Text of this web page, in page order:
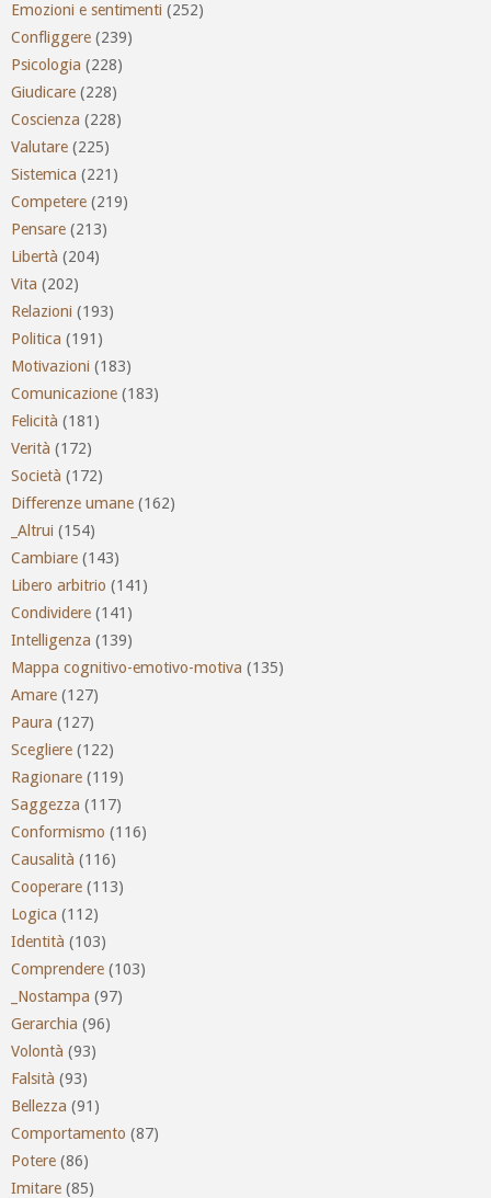
Emozioni e sentimenti (252)
Confliggere (239)
Psicologia (228)
Giudicare (228)
Coscienza (228)
Valutare (225)
Sistemica (221)
Competere (219)
Pensare (213)
Libertà (204)
Vita (202)
Relazioni (193)
Politica (191)
Motivazioni (183)
Comunicazione (183)
Felicità (181)
Verità (172)
Società (172)
Differenze umane (162)
_Altrui (154)
Cambiare (143)
Libero arbitrio (141)
Condividere (141)
Intelligenza (139)
Mappa cognitivo-emotivo-motiva (135)
Amare (127)
Paura (127)
Scegliere (122)
Ragionare (119)
Saggezza (117)
Conformismo (116)
Causalità (116)
Cooperare (113)
Logica (112)
Identità (103)
Comprendere (103)
_Nostampa (97)
Gerarchia (96)
Volontà (93)
Falsità (93)
Bellezza (91)
Comportamento (87)
Potere (86)
Imitare (85)